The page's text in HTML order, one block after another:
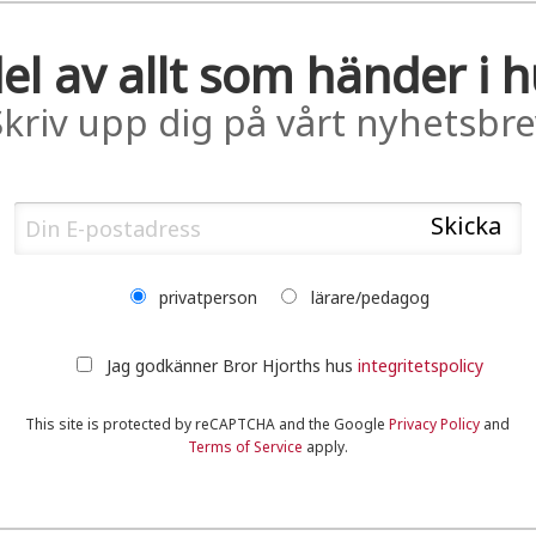
av allt som händer i
upp dig på vårt
privatperson lärare/pedagog
Jag godkänner Bror Hjorths hus integritetspolicy
This site is protected by reCAPTCHA and the GooglePrivacy Policy and
Terms of Service apply.